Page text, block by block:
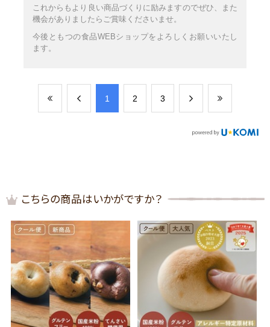
これからもより良い商品づくりに励みますのでぜひ、また
機会がありましたらご賞味くださいませ。
今後ともつの食品WEBショップをよろしくお願いいたし
ます。
​1 ​2 ​3
こちらの商品はいかがですか？